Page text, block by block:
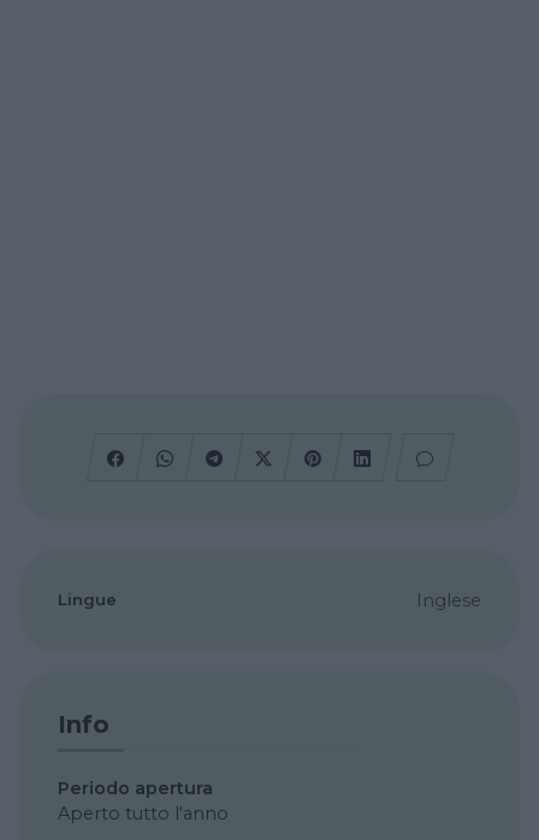
Lingue Inglese
Info
Periodo apertura
Aperto tutto l'anno